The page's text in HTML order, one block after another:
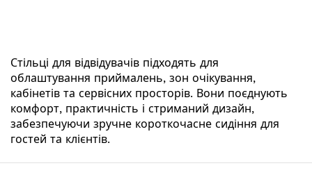
Стільці для відвідувачів підходять для
облаштування приймалень, зон очікування,
кабінетів та сервісних просторів. Вони поєднують
комфорт, практичність і стриманий дизайн,
забезпечуючи зручне короткочасне сидіння для
гостей та клієнтів.